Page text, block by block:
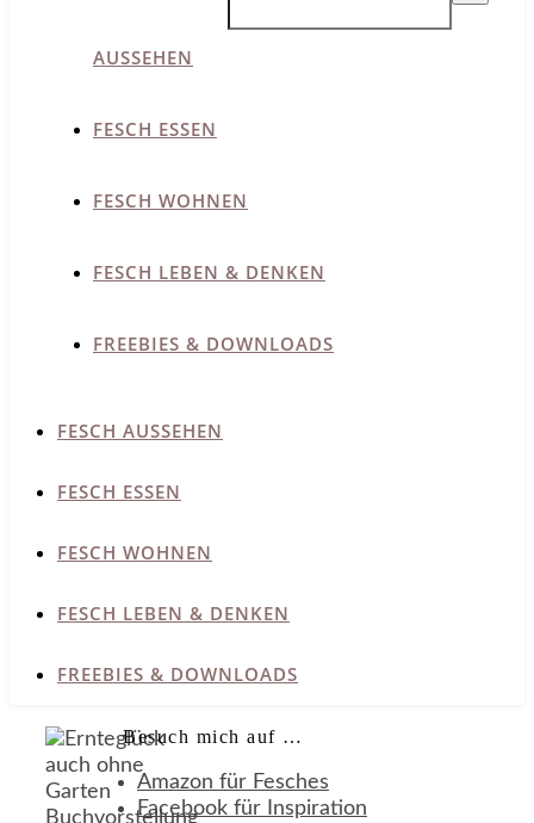
AUSSEHEN
FESCH ESSEN
FESCH WOHNEN
FESCH LEBEN & DENKEN
FREEBIES & DOWNLOADS
FESCH AUSSEHEN
FESCH ESSEN
FESCH WOHNEN
FESCH LEBEN & DENKEN
FREEBIES & DOWNLOADS
Besuch mich auf …
Amazon für Fesches
Facebook für Inspiration